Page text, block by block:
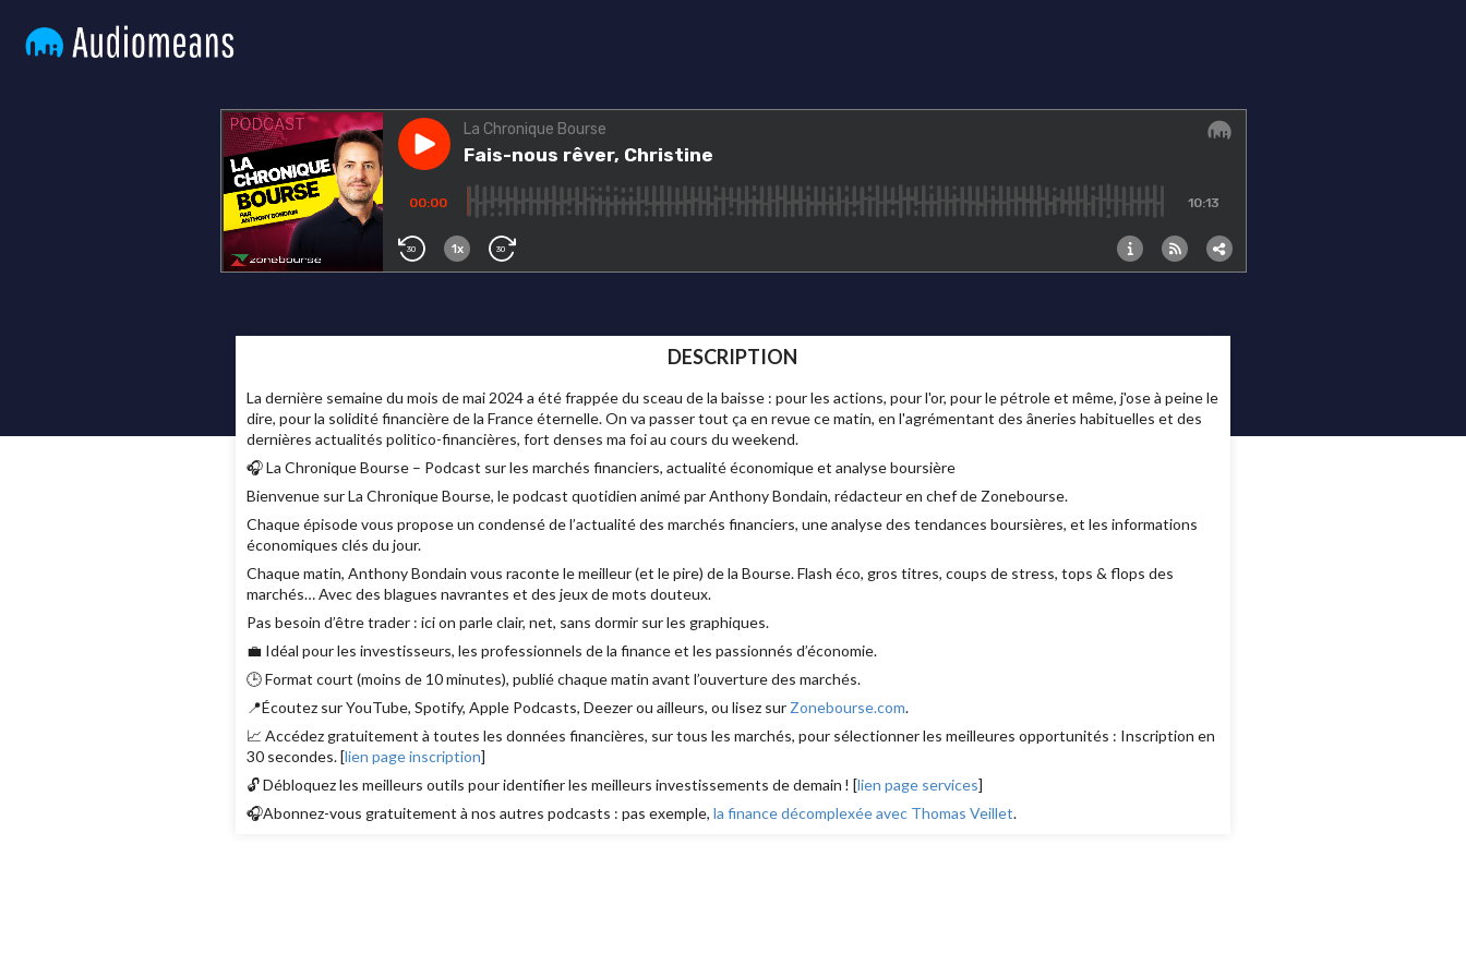
DESCRIPTION
La dernière semaine du mois de mai 2024 a été frappée du sceau de la baisse : pour les actions, pour l'or, pour le pétrole et même, j'ose à peine le
dire, pour la solidité financière de la France éternelle. On va passer tout ça en revue ce matin, en l'agrémentant des âneries habituelles et des
dernières actualités politico-financières, fort denses ma foi au cours du weekend.
🎧 La Chronique Bourse – Podcast sur les marchés financiers, actualité économique et analyse boursière
Bienvenue sur La Chronique Bourse, le podcast quotidien animé par Anthony Bondain, rédacteur en chef de Zonebourse.
Chaque épisode vous propose un condensé de l’actualité des marchés financiers, une analyse des tendances boursières, et les informations
économiques clés du jour.
Chaque matin, Anthony Bondain vous raconte le meilleur (et le pire) de la Bourse. Flash éco, gros titres, coups de stress, tops & flops des
marchés… Avec des blagues navrantes et des jeux de mots douteux.
Pas besoin d’être trader : ici on parle clair, net, sans dormir sur les graphiques.
💼 Idéal pour les investisseurs, les professionnels de la finance et les passionnés d’économie.
🕒 Format court (moins de 10 minutes), publié chaque matin avant l’ouverture des marchés.
📍Écoutez sur YouTube, Spotify, Apple Podcasts, Deezer ou ailleurs, ou lisez sur Zonebourse.com.
📈 Accédez gratuitement à toutes les données financières, sur tous les marchés, pour sélectionner les meilleures opportunités : Inscription en
30 secondes. [lien page inscription]
🔓 Débloquez les meilleurs outils pour identifier les meilleurs investissements de demain ! [lien page services]
🎧Abonnez-vous gratuitement à nos autres podcasts : pas exemple, la finance décomplexée avec Thomas Veillet.